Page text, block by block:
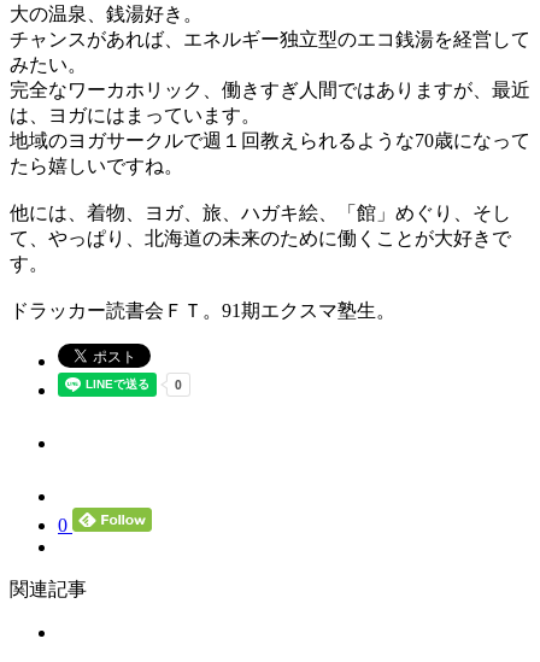
大の温泉、銭湯好き。
チャンスがあれば、エネルギー独立型のエコ銭湯を経営して
みたい。
完全なワーカホリック、働きすぎ人間ではありますが、最近
は、ヨガにはまっています。
地域のヨガサークルで週１回教えられるような70歳になって
たら嬉しいですね。
他には、着物、ヨガ、旅、ハガキ絵、「館」めぐり、そし
て、やっぱり、北海道の未来のために働くことが大好きで
す。
ドラッカー読書会ＦＴ。91期エクスマ塾生。
0
関連記事